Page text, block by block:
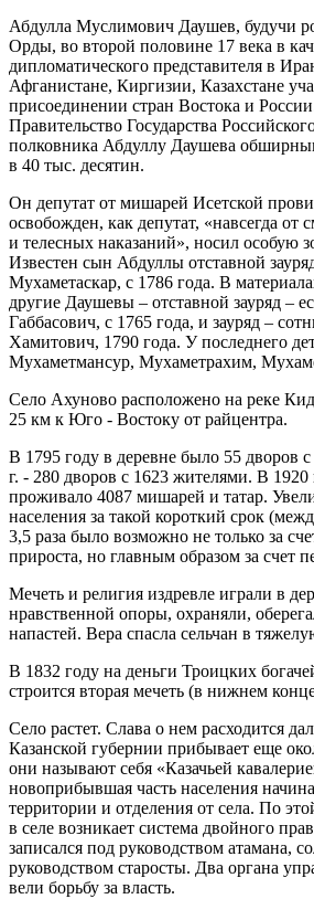
Абдулла Муслимович Даушев, будучи
Орды, во второй половине 17 века в
дипломатического представителя в
Афганистане, Киргизии, Казахстане
присоединении стран Востока и
Правительство Государства
полковника Абдуллу Даушева
в 40 тыс. десятин.
Он депутат от мишарей Исетской
освобожден, как депутат, «навсегда от
и телесных наказаний», носил особую
Известен сын Абдуллы отставной
Мухаметаскар, с 1786 года. В
другие Даушевы – отставной зауряд –
Габбасович, с 1765 года, и зауряд –
Хамитович, 1790 года. У последнего
Мухаметмансур, Мухаметрахим,
Село Ахуново расположено на реке
25 км к Юго - Востоку от райцентра.
В 1795 году в деревне было 55 дворов
г. - 280 дворов с 1623 жителями. В 1920
проживало 4087 мишарей и татар.
населения за такой короткий срок
3,5 раза было возможно не только за
прироста, но главным образом за счет
Мечеть и религия издревле играли в
нравственной опоры, охраняли,
напастей. Вера спасла сельчан в
В 1832 году на деньги Троицких
строится вторая мечеть (в нижнем
Село растет. Слава о нем расходится
Казанской губернии прибывает еще
они называют себя «Казачьей
новоприбывшая часть населения
территории и отделения от села. По
в селе возникает система двойного
записался под руководством атамана,
руководством старосты. Два органа
вели борьбу за власть.